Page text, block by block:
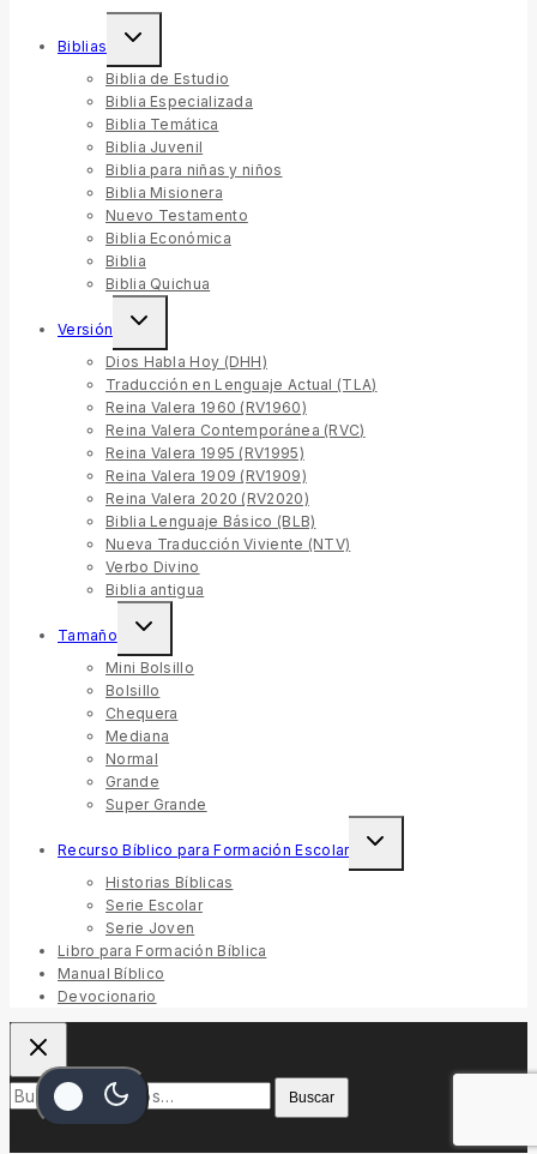
Biblias
Toggle
menu
Biblia de Estudio
Biblia Especializada
Biblia Temática
Biblia Juvenil
Biblia para niñas y niños
Biblia Misionera
Nuevo Testamento
Biblia Económica
Biblia
Biblia Quichua
Versión
Toggle
menu
Dios Habla Hoy (DHH)
Traducción en Lenguaje Actual (TLA)
Reina Valera 1960 (RV1960)
Reina Valera Contemporánea (RVC)
Reina Valera 1995 (RV1995)
Reina Valera 1909 (RV1909)
Reina Valera 2020 (RV2020)
Biblia Lenguaje Básico (BLB)
Nueva Traducción Viviente (NTV)
Verbo Divino
Biblia antigua
Tamaño
Toggle
menu
Mini Bolsillo
Bolsillo
Chequera
Mediana
Normal
Grande
Super Grande
Recurso Bíblico para Formación Escolar
Toggle
menu
Historias Bíblicas
Serie Escolar
Serie Joven
Libro para Formación Bíblica
Manual Bíblico
Devocionario
Buscar
por:
Buscar